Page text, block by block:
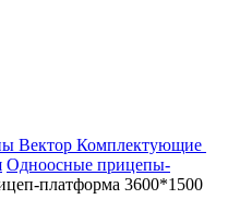
Вектор Комплектующие
Одноосные прицепы-
платформа 3600*1500